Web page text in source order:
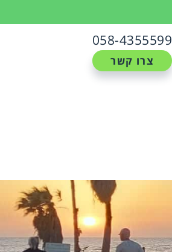
058-4355599
צרו קשר